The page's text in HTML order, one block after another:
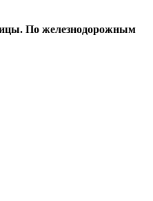
По железнодорожным